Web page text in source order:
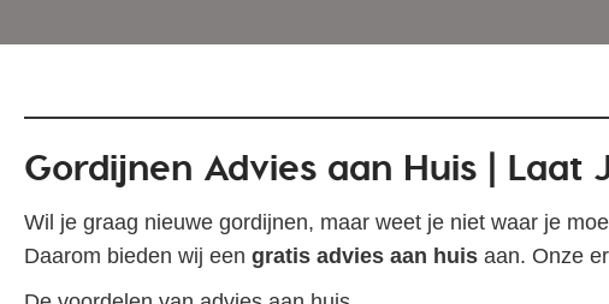
Gordijnen Advies aan Huis | Laat
Wil je graag nieuwe gordijnen, maar weet je niet waar je
Daarom bieden wij een gratis advies aan huis aan. Onze